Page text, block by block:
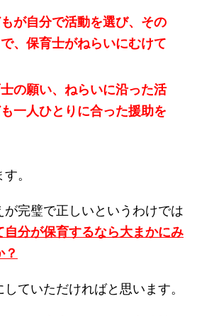
が自分で活動を選び、その
、保育士がねらいにむけて
の願い、ねらいに沿った活
一人ひとりに合った援助を
。
完璧で正しいというわけでは
自分が保育するなら大まかにみ
ていただければと思います。